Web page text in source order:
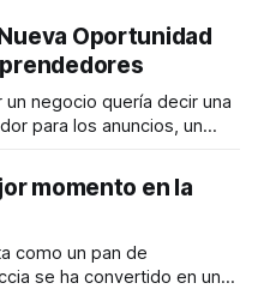
otro lugar. Durante
PRO, el especialista en
Oportunidad
negocio quería decir una
para los anuncios, un
de publicidad digital
para atender
una persona
momento en la
como un pan de
se ha convertido en uno